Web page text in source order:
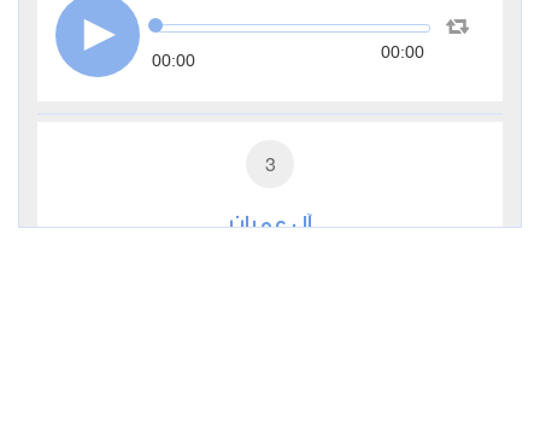
00:00 00:00
3
آل عمران